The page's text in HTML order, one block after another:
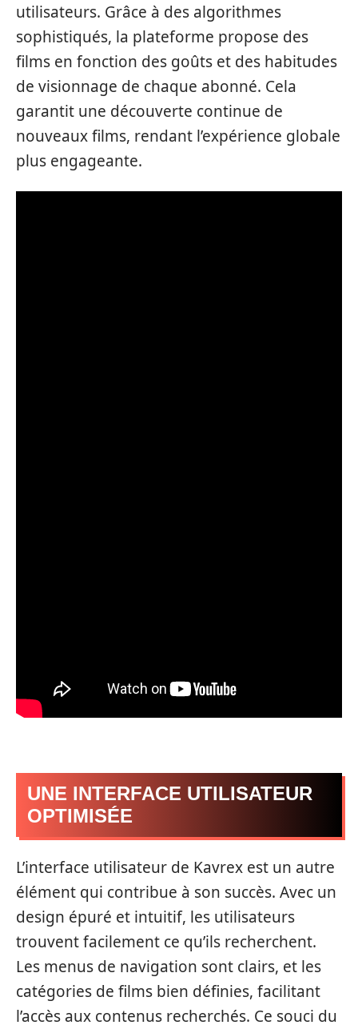
utilisateurs. Grâce à des algorithmes
sophistiqués, la plateforme propose des
films en fonction des goûts et des habitudes
de visionnage de chaque abonné. Cela
garantit une découverte continue de
nouveaux films, rendant l’expérience globale
plus engageante.
UNE INTERFACE UTILISATEUR
OPTIMISÉE
L’interface utilisateur de Kavrex est un autre
élément qui contribue à son succès. Avec un
design épuré et intuitif, les utilisateurs
trouvent facilement ce qu’ils recherchent.
Les menus de navigation sont clairs, et les
catégories de films bien définies, facilitant
l’accès aux contenus recherchés. Ce souci du